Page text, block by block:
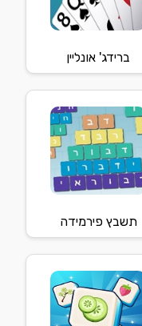
ברידג' אונליין
תשבץ פירמידה